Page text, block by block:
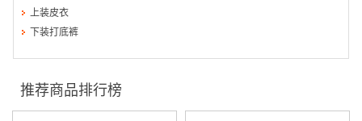
上装皮衣
下装打底裤
推荐商品排行榜